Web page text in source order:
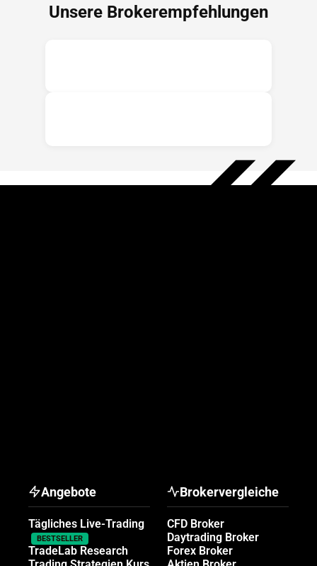
Unsere Brokerempfehlungen
Angebote
Tägliches Live-Trading
BESTSELLER
TradeLab Research
Brokervergleiche
CFD Broker
Daytrading Broker
Forex Broker